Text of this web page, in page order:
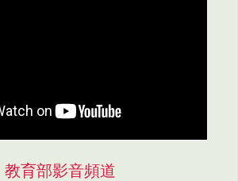
教育部影音頻道